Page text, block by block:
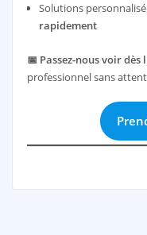
Solutions
rapidement
📅 Passez-nous voir
professionnel sans